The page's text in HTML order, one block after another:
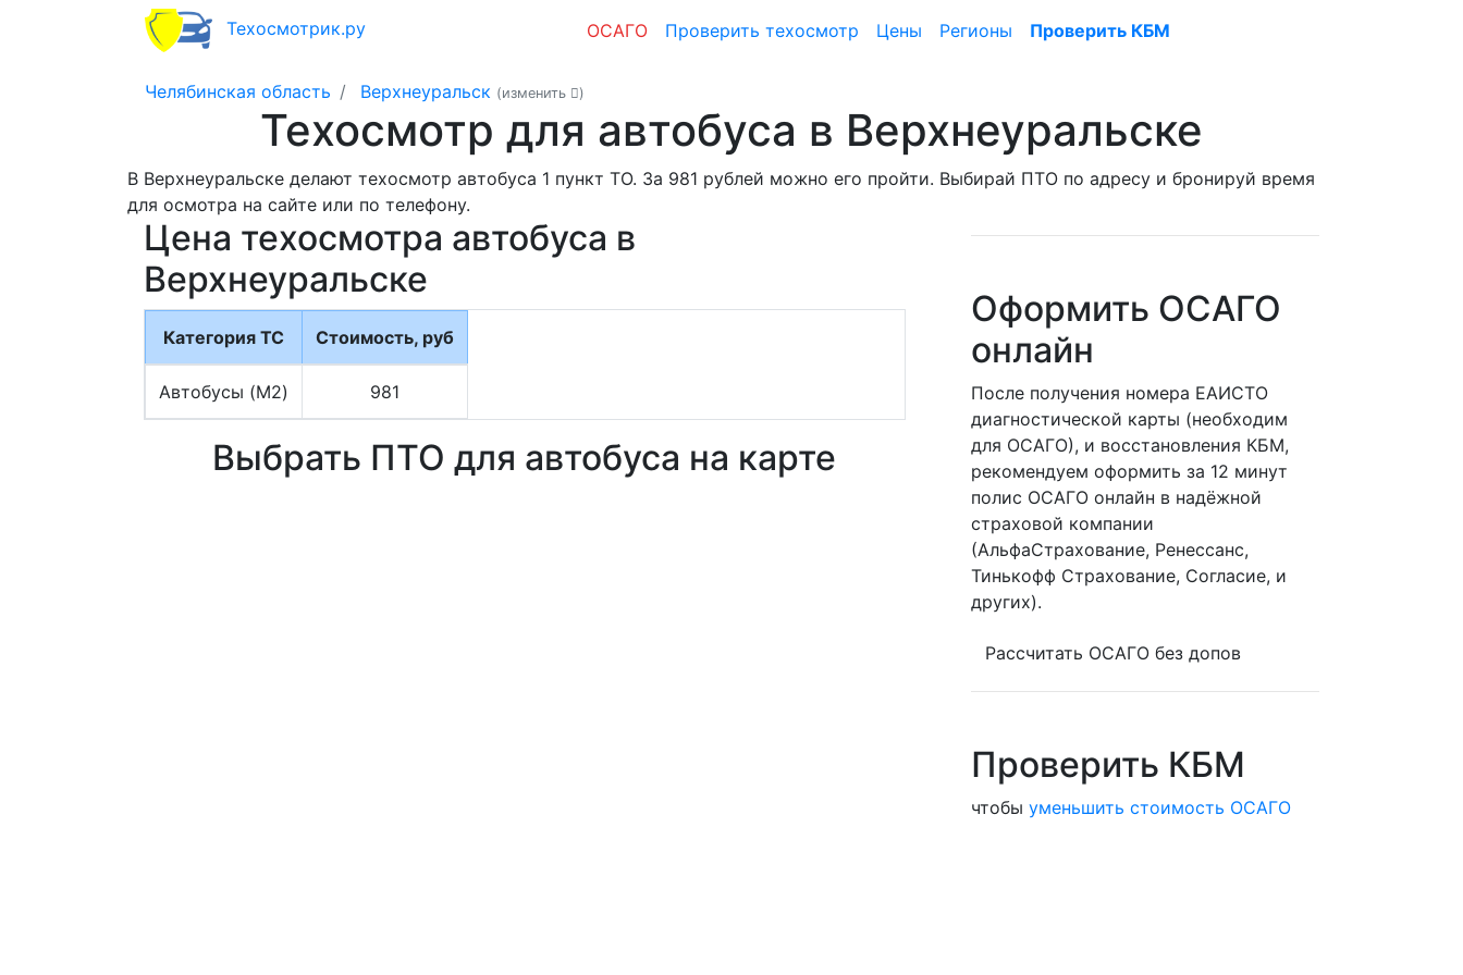
Техосмотрик.ру ОСАГО Проверить техосмотр Цены Регионы Проверить КБМ
Челябинская область Верхнеуральск (изменить )
Техосмотр для автобуса в Верхнеуральске
В Верхнеуральске делают техосмотр автобуса 1 пункт ТО. За 981 рублей можно его пройти. Выбирай ПТО по адресу и бронируй время
для осмотра на сайте или по телефону.
Цена техосмотра автобуса в
Верхнеуральске
Категория ТС Стоимость, руб
Автобусы (M2) 981
Выбрать ПТО для автобуса на карте
Оформить ОСАГО
онлайн
После получения номера ЕАИСТО
диагностической карты (необходим
для ОСАГО), и восстановления КБМ,
рекомендуем оформить за 12 минут
полис ОСАГО онлайн в надёжной
страховой компании
(АльфаСтрахование, Ренессанс,
Тинькофф Страхование, Согласие, и
других).
Рассчитать ОСАГО без допов
Проверить КБМ
чтобы уменьшить стоимость ОСАГО